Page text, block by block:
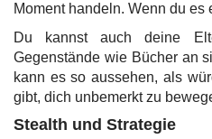
Moment handeln. Wenn du es
Du kannst auch deine
Gegenstände wie Bücher an
kann es so aussehen, als
gibt, dich unbemerkt zu
Stealth und Strategie